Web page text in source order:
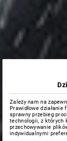
Zależy nam na
Prawidłowe
sprawny przebieg
technologii, z których
przechowywanie
indywidualnymi